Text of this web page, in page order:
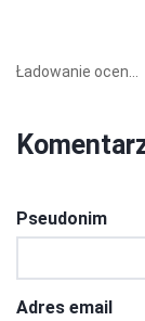
Ładowanie ocen...
Pseudonim
Adres email